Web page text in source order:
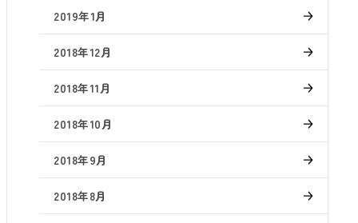
2019年1月
2018年12月
2018年11月
2018年10月
2018年9月
2018年8月